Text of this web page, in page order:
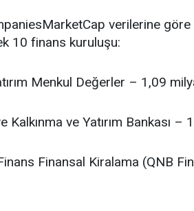
verilerine
10 finans kuruluşu:
Menkul Değerler – 1,09
Kalkınma ve Yatırım Bankası
Finansal Kiralama (QNB